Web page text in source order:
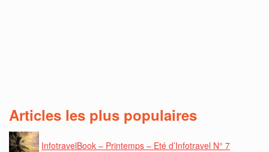
Articles les plus populaires
InfotravelBook – Printemps – Eté d’Infotravel N° 7